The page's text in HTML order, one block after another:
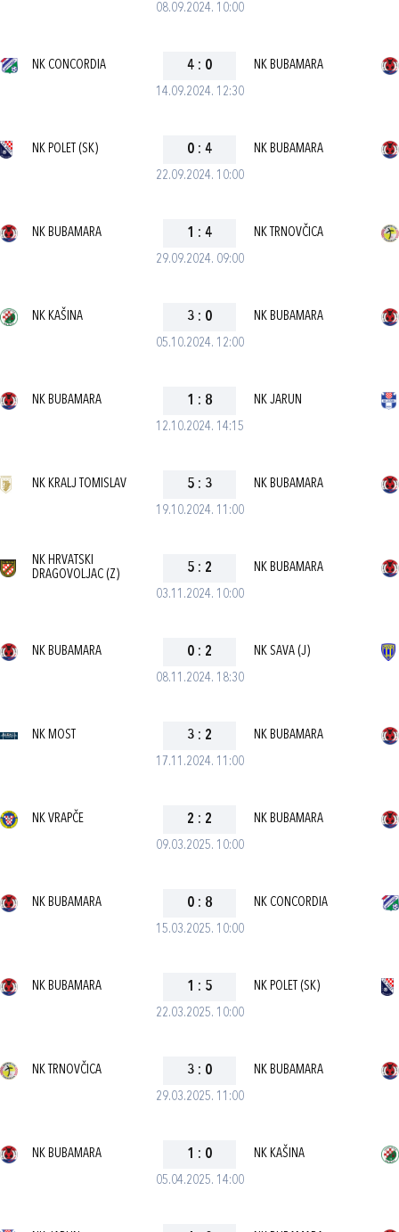
08.09.2024. 10:00
14.09.2024. 12:30
NK CONCORDIA 4 : 0 NK BUBAMARA
22.09.2024. 10:00
NK POLET (SK) 0 : 4 NK BUBAMARA
29.09.2024. 09:00
NK BUBAMARA 1 : 4 NK TRNOVČICA
05.10.2024. 12:00
NK KAŠINA 3 : 0 NK BUBAMARA
12.10.2024. 14:15
NK BUBAMARA 1 : 8 NK JARUN
19.10.2024. 11:00
NK KRALJ TOMISLAV 5 : 3 NK BUBAMARA
03.11.2024. 10:00
NK HRVATSKI
DRAGOVOLJAC (Z)
5 : 2 NK BUBAMARA
08.11.2024. 18:30
NK BUBAMARA 0 : 2 NK SAVA (J)
17.11.2024. 11:00
NK MOST 3 : 2 NK BUBAMARA
09.03.2025. 10:00
NK VRAPČE 2 : 2 NK BUBAMARA
15.03.2025. 10:00
NK BUBAMARA 0 : 8 NK CONCORDIA
22.03.2025. 10:00
NK BUBAMARA 1 : 5 NK POLET (SK)
29.03.2025. 11:00
NK TRNOVČICA 3 : 0 NK BUBAMARA
05.04.2025. 14:00
NK BUBAMARA 1 : 0 NK KAŠINA